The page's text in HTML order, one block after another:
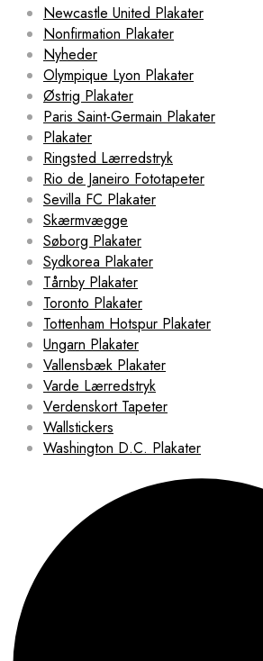
Newcastle United Plakater
Nonfirmation Plakater
Nyheder
Olympique Lyon Plakater
Østrig Plakater
Paris Saint-Germain Plakater
Plakater
Ringsted Lærredstryk
Rio de Janeiro Fototapeter
Sevilla FC Plakater
Skærmvægge
Søborg Plakater
Sydkorea Plakater
Tårnby Plakater
Toronto Plakater
Tottenham Hotspur Plakater
Ungarn Plakater
Vallensbæk Plakater
Varde Lærredstryk
Verdenskort Tapeter
Wallstickers
Washington D.C. Plakater